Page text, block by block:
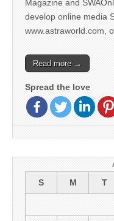
Magazine and
develop online media
www.astraworld.com,
Read more →
Spread the love
S
M T